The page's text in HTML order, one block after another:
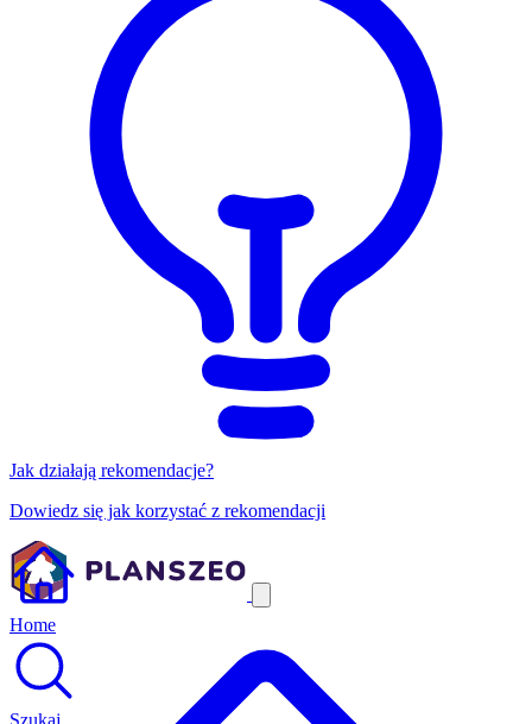
Jak działają rekomendacje?
Dowiedz się jak korzystać z rekomendacji
Home
Szukaj